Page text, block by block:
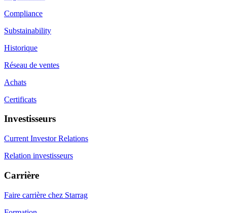
Compliance
Substainability
Historique
Réseau de ventes
Achats
Certificats
Investisseurs
Current Investor Relations
Relation investisseurs
Carrière
Faire carrière chez Starrag